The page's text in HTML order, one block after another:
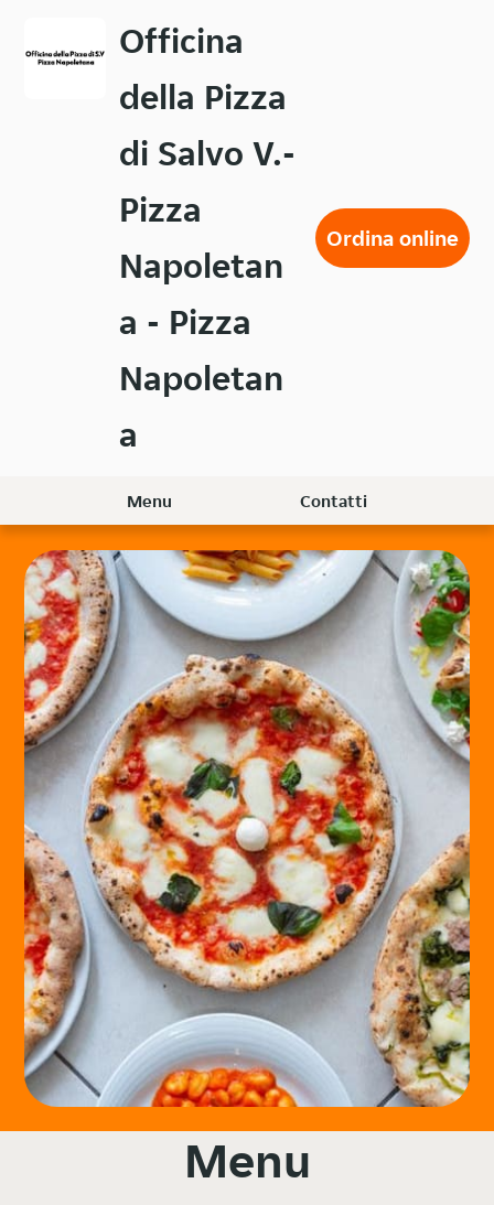
contenuto
Officina
della Pizza
di Salvo V.-
Pizza
Napoletan
a - Pizza
Napoletan
a
Ordina online
Menu Contatti
Menu